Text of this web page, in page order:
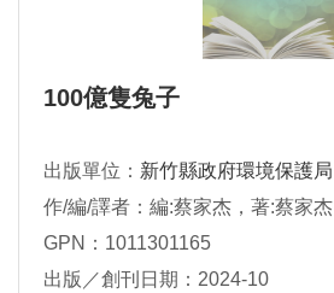
100億隻兔子
出版單位： 新竹縣政府環境保護局
作/編/譯者：編:蔡家杰，著:蔡家杰
GPN：1011301165
出版／創刊日期：2024-10